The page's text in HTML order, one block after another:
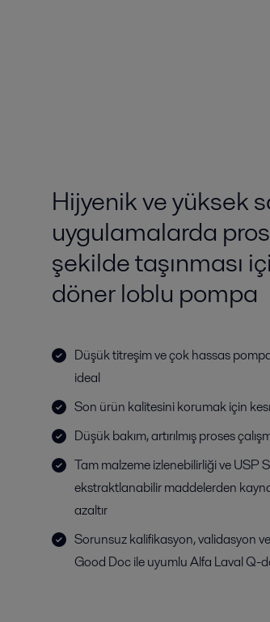
Hijyenik ve yüksek
uygulamalarda
şekilde taşınması
döner loblu pompa
Düşük titreşim ve çok hassas
ideal
Son ürün kalitesini korumak için
Düşük bakım, artırılmış proses
Tam malzeme izlenebilirliği ve USP
ekstraktlanabilir maddelerden
azaltır
Sorunsuz kalifikasyon, validasyon
Good Doc ile uyumlu Alfa Laval Q-